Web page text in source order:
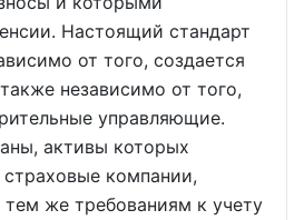
Настоящий стандарт
от того, создается
независимо от того,
управляющие.
активы которых
компании,
же требованиям к учету